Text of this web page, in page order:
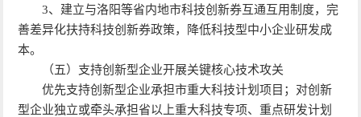
3、建立与洛阳等省内地市科技创新券互通互用制度，完
善差异化扶持科技创新券政策，降低科技型中小企业研发成
本。
（五）支持创新型企业开展关键核心技术攻关
优先支持创新型企业承担市重大科技计划项目；对创新
型企业独立或牵头承担省以上重大科技专项、重点研发计划